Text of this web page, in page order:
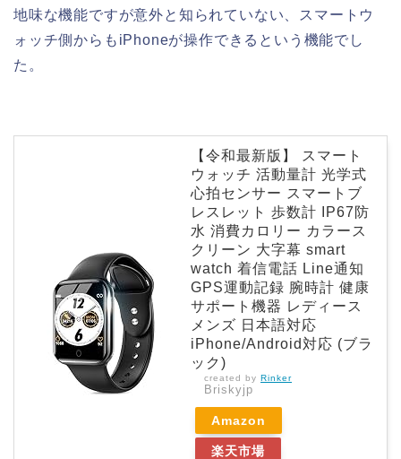
地味な機能ですが意外と知られていない、スマートウ
ォッチ側からもiPhoneが操作できるという機能でし
た。
【令和最新版】 スマート
ウォッチ 活動量計 光学式
心拍センサー スマートブ
レスレット 歩数計 IP67防
水 消費カロリー カラース
クリーン 大字幕 smart
watch 着信電話 Line通知
GPS運動記録 腕時計 健康
サポート機器 レディース
メンズ 日本語対応
iPhone/Android対応 (ブラ
ック)
created by Rinker
Briskyjp
Amazon
楽天市場